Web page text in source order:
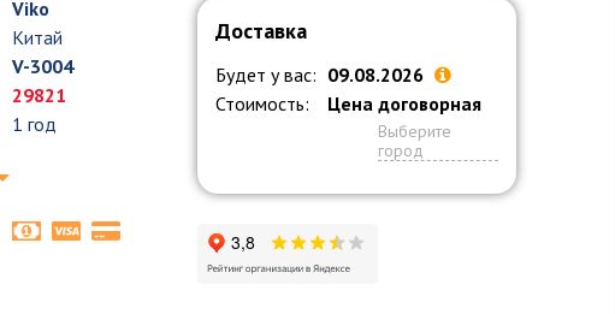
Viko
Китай
V-3004
29821
1 год
Доставка
Будет у вас: 09.08.2026
Стоимость:
Цена договорная
Выберите
город